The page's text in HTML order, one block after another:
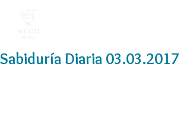
Sabiduría Diaria 03.03.2017